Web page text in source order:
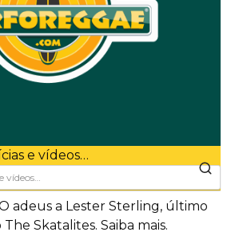
e vídeos…
adeus a Lester Sterling, último
Skatalites. Saiba mais.